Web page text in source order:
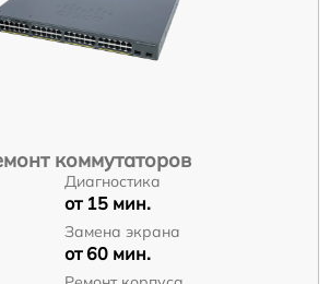
коммутаторов
Диагностика
от 15 мин.
Замена экрана
от 60 мин.